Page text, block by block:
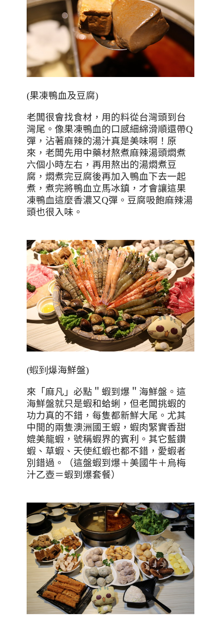
(果凍鴨血及豆腐)
老闆很會找食材，用的料從台灣頭到台
灣尾。像果凍鴨血的口感細綿滑順還帶Q
彈，沾著麻辣的湯汁真是美味啊！原
來，老闆先用中藥材熬煮麻辣湯頭燜煮
六個小時左右，再用熬出的湯燜煮豆
腐，燜煮完豆腐後再加入鴨血下去一起
煮，煮完將鴨血立馬冰鎮，才會讓這果
凍鴨血這麼香濃又Q彈。 豆腐吸飽麻辣湯
頭也很入味。
(蝦到爆海鮮盤)
來「麻凡」必點＂蝦到爆＂海鮮盤。這
海鮮盤就只是蝦和蛤蜊，但老闆挑蝦的
功力真的不錯，每隻都新鮮大尾。尤其
中間的兩隻澳洲國王蝦，蝦肉緊實香甜
媲美龍蝦，號稱蝦界的賓利。其它藍鑽
蝦、草蝦、天使紅蝦也都不錯，愛蝦者
別錯過。（這盤蝦到爆＋美國牛＋烏梅
汁乙壺＝蝦到爆套餐）